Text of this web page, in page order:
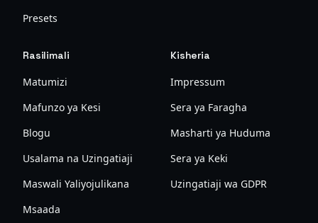
Presets
Rasilimali
Matumizi
Mafunzo ya Kesi
Blogu
Usalama na Uzingatiaji
Maswali Yaliyojulikana
Msaada
Kisheria
Impressum
Sera ya Faragha
Masharti ya Huduma
Sera ya Keki
Uzingatiaji wa GDPR